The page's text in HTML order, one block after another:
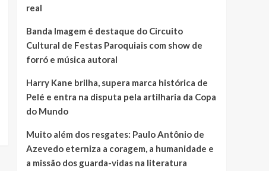
real
Banda Imagem é destaque do Circuito
Cultural de Festas Paroquiais com show de
forró e música autoral
Harry Kane brilha, supera marca histórica de
Pelé e entra na disputa pela artilharia da Copa
do Mundo
Muito além dos resgates: Paulo Antônio de
Azevedo eterniza a coragem, a humanidade e
a missão dos guarda-vidas na literatura